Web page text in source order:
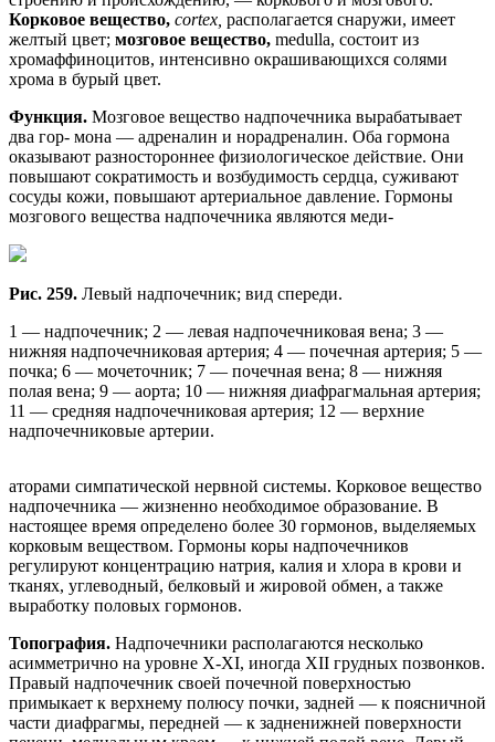
Корковое вещество, cortex, располагается снаружи, имеет
желтый цвет; мозговое вещество, medulla, состоит из
хромаффиноцитов, интенсивно окрашивающихся солями
хрома в бурый цвет.
Функция. Мозговое вещество надпочечника вырабатывает
два гор- мона — адреналин и норадреналин. Оба гормона
оказывают разностороннее физиологическое действие. Они
повышают сократимость и возбудимость сердца, суживают
сосуды кожи, повышают артериальное давление. Гормоны
мозгового вещества надпочечника являются меди-
Рис. 259. Левый надпочечник; вид спереди.
1 — надпочечник; 2 — левая надпочечниковая вена; 3 —
нижняя надпочечниковая артерия; 4 — почечная артерия; 5 —
почка; 6 — мочеточник; 7 — почечная вена; 8 — нижняя
полая вена; 9 — аорта; 10 — нижняя диафрагмальная артерия;
11 — средняя надпочечниковая артерия; 12 — верхние
надпочечниковые артерии.
аторами симпатической нервной системы. Корковое вещество
надпочечника — жизненно необходимое образование. В
настоящее время определено более 30 гормонов, выделяемых
корковым веществом. Гормоны коры надпочечников
регулируют концентрацию натрия, калия и хлора в крови и
тканях, углеводный, белковый и жировой обмен, а также
выработку половых гормонов.
Топография. Надпочечники располагаются несколько
асимметрично на уровне X-XI, иногда XII грудных позвонков.
Правый надпочечник своей почечной поверхностью
примыкает к верхнему полюсу почки, задней — к поясничной
части диафрагмы, передней — к задненижней поверхности